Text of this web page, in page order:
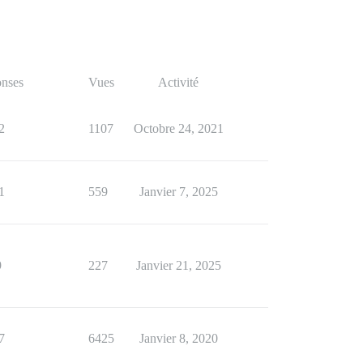
Vues Activité
1107 Octobre 24, 2021
559 Janvier 7, 2025
227 Janvier 21, 2025
6425 Janvier 8, 2020